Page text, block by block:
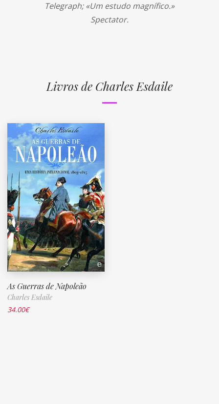
Telegraph; «Um estudo magnífico.»
Spectator.
Livros de Charles Esdaile
As Guerras de Napoleão
Charles Esdaile
34.00€